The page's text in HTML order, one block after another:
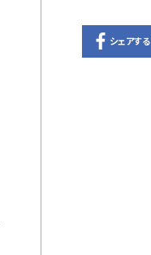
シェアする